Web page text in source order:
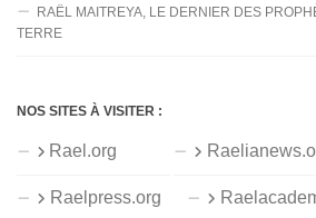
RAËL MAITREYA, LE DERNIER DES
TERRE
NOS SITES À VISITER :
Rael.org
Raelpress.org